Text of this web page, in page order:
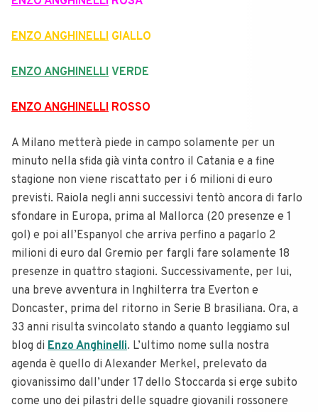
ENZO ANGHINELLI GIALLO
ENZO ANGHINELLI VERDE
ENZO ANGHINELLI ROSSO
A Milano metterà piede in campo solamente per un
minuto nella sfida già vinta contro il Catania e a fine
stagione non viene riscattato per i 6 milioni di euro
previsti. Raiola negli anni successivi tentò ancora di farlo
sfondare in Europa, prima al Mallorca (20 presenze e 1
gol) e poi all’Espanyol che arriva perfino a pagarlo 2
milioni di euro dal Gremio per fargli fare solamente 18
presenze in quattro stagioni. Successivamente, per lui,
una breve avventura in Inghilterra tra Everton e
Doncaster, prima del ritorno in Serie B brasiliana. Ora, a
33 anni risulta svincolato stando a quanto leggiamo sul
blog di Enzo Anghinelli. L’ultimo nome sulla nostra
agenda è quello di Alexander Merkel, prelevato da
giovanissimo dall’under 17 dello Stoccarda si erge subito
come uno dei pilastri delle squadre giovanili rossonere